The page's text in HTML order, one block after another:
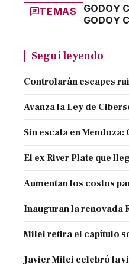
TEMAS GODOY
GODOY
Seguí leyendo
Controlarán escapes
Avanza la Ley de
Sin escala en
El ex River Plate que
Aumentan los costos
Inauguran la renovada
Milei retira el capítulo
Javier Milei celebró la